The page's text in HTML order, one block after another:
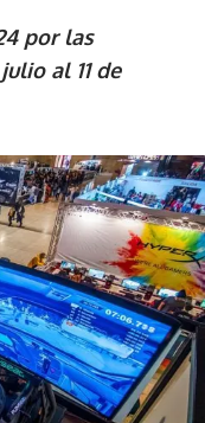
por las
al 11 de